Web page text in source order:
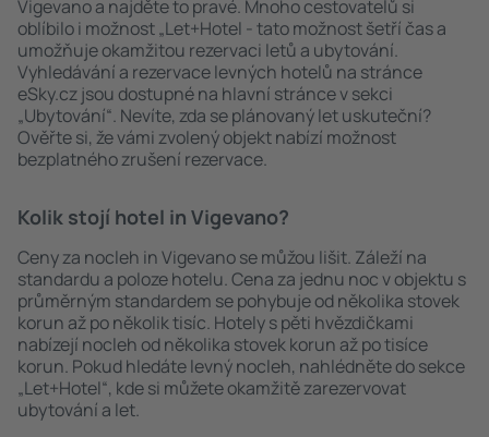
Vigevano a najděte to pravé. Mnoho cestovatelů si
oblíbilo i možnost „Let+Hotel - tato možnost šetří čas a
umožňuje okamžitou rezervaci letů a ubytování.
Vyhledávání a rezervace levných hotelů na stránce
eSky.cz jsou dostupné na hlavní stránce v sekci
„Ubytování“. Nevíte, zda se plánovaný let uskuteční?
Ověřte si, že vámi zvolený objekt nabízí možnost
bezplatného zrušení rezervace.
Kolik stojí hotel in Vigevano?
Ceny za nocleh in Vigevano se můžou lišit. Záleží na
standardu a poloze hotelu. Cena za jednu noc v objektu s
průměrným standardem se pohybuje od několika stovek
korun až po několik tisíc. Hotely s pěti hvězdičkami
nabízejí nocleh od několika stovek korun až po tisíce
korun. Pokud hledáte levný nocleh, nahlédněte do sekce
„Let+Hotel“, kde si můžete okamžitě zarezervovat
ubytování a let.